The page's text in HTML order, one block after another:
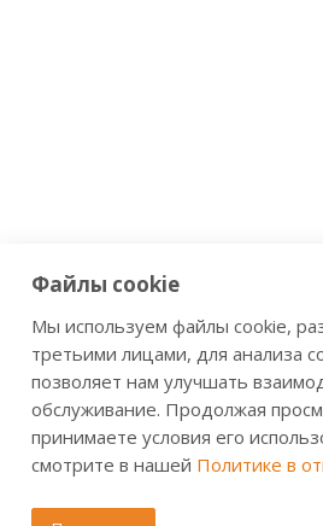
Файлы cookie
Мы используем файлы cookie,
третьими лицами, для анализа
позволяет нам улучшать
обслуживание. Продолжая
принимаете условия его
смотрите в нашей Политике в